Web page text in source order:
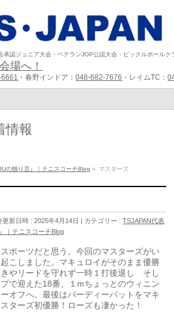
承認ジュニア大会・ベテランJOP公認大会・ピックルボールク
場へ！
・春野インドア：048-682-7676 ・レイムTC：
情報
の独り言』｜テニスコーチBlog » マスターズ
更新日時 : 2025年4月14日 カテゴリー :TSJAPAN代表
｜テニスコーチBlog
ポーツだと思う。今回のマスターズがい
こしました。マキュロイがそのまま優勝
やリードを守れず一時１打後退し そし
で迎えた18番、１mちょっとのウィニン
オフへ。最後はバーディーパットをマキ
ターズ初優勝！ローズも凄かった！